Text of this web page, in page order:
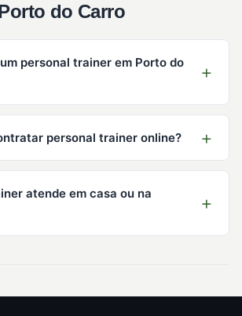
do Carro
personal trainer em Porto do
personal trainer online?
atende em casa ou na